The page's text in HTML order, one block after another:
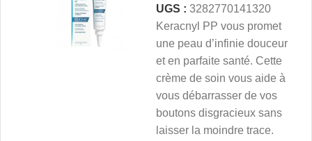
UGS : 3282770141320
Keracnyl PP vous promet
une peau d’infinie douceur
et en parfaite santé. Cette
crème de soin vous aide à
vous débarrasser de vos
boutons disgracieux sans
laisser la moindre trace.